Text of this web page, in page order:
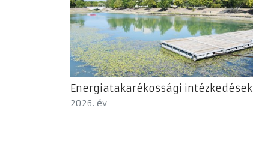
Energiatakarékossági intézkedések
2026. év